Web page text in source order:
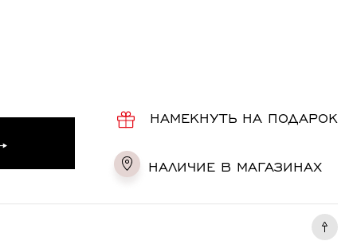
НАМЕКНУТЬ НА ПОДАРОК
НАЛИЧИЕ В МАГАЗИНАХ